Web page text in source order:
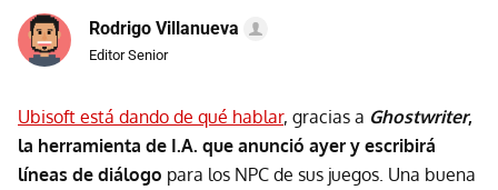
Rodrigo Villanueva
Editor Senior
Ubisoft está dando de qué hablar, gracias a Ghostwriter,
la herramienta de I.A. que anunció ayer y escribirá
líneas de diálogo para los NPC de sus juegos. Una buena